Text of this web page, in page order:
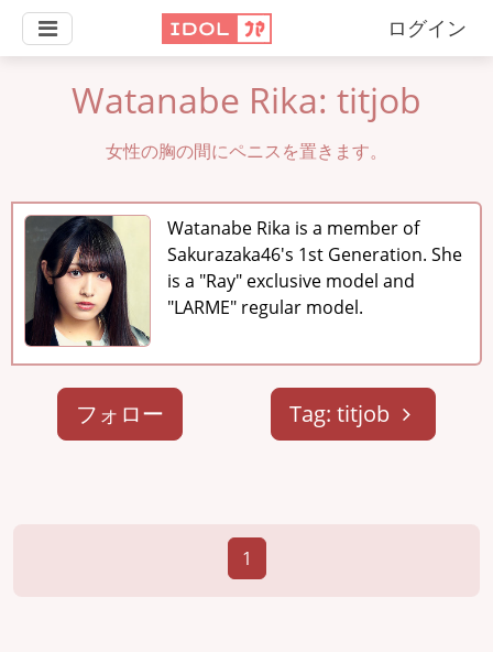
ログイン
Watanabe Rika: titjob
女性の胸の間にペニスを置きます。
Watanabe Rika is a member of
Sakurazaka46's 1st Generation. She
is a "Ray" exclusive model and
"LARME" regular model.
フォロー Tag: titjob
1